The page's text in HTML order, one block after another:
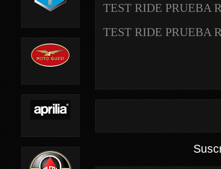
TEST RIDE PRUEBA
TEST RIDE PRUEBA